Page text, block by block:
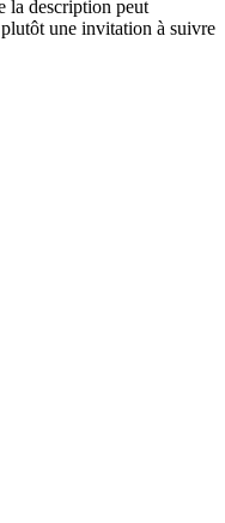
la description peut
une invitation à suivre